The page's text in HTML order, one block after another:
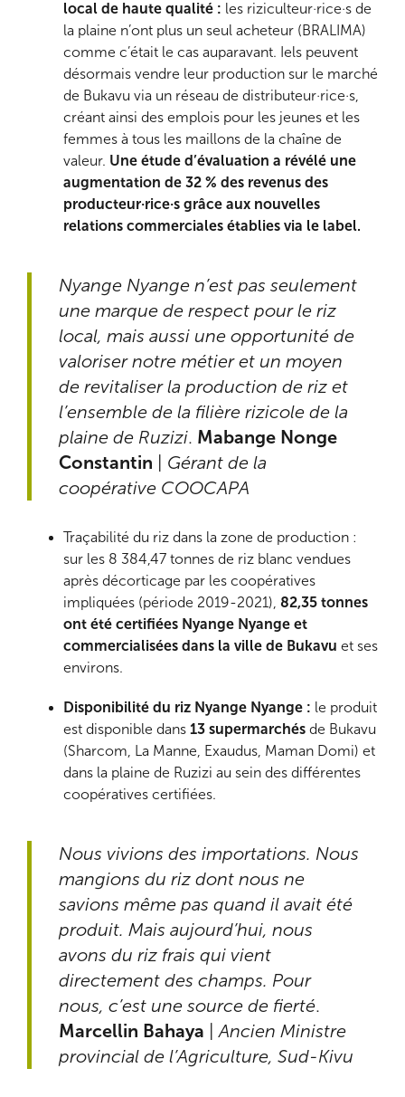
local de haute qualité : les riziculteur·rice·s de
la plaine n’ont plus un seul acheteur (BRALIMA)
comme c’était le cas auparavant. Iels peuvent
désormais vendre leur production sur le marché
de Bukavu via un réseau de distributeur·rice·s,
créant ainsi des emplois pour les jeunes et les
femmes à tous les maillons de la chaîne de
valeur. Une étude d’évaluation a révélé une
augmentation de 32 % des revenus des
producteur·rice·s grâce aux nouvelles
relations commerciales établies via le label.
Nyange Nyange n’est pas seulement
une marque de respect pour le riz
local, mais aussi une opportunité de
valoriser notre métier et un moyen
de revitaliser la production de riz et
l’ensemble de la filière rizicole de la
plaine de Ruzizi. Mabange Nonge
Constantin
Gérant de la
coopérative COOCAPA
Traçabilité du riz dans la zone de production :
sur les 8 384,47 tonnes de riz blanc vendues
après décorticage par les coopératives
impliquées (période 2019-2021), 82,35 tonnes
ont été certifiées Nyange Nyange et
commercialisées dans la ville de Bukavu et ses
environs.
Disponibilité du riz Nyange Nyange : le produit
est disponible dans 13 supermarchés de Bukavu
(Sharcom, La Manne, Exaudus, Maman Domi) et
dans la plaine de Ruzizi au sein des différentes
coopératives certifiées.
Nous vivions des importations. Nous
mangions du riz dont nous ne
savions même pas quand il avait été
produit. Mais aujourd’hui, nous
avons du riz frais qui vient
directement des champs. Pour
nous, c’est une source de fierté.
Marcellin Bahaya
Ancien Ministre
provincial de l’Agriculture, Sud-Kivu